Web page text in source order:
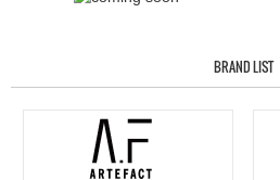
BRAND LIST